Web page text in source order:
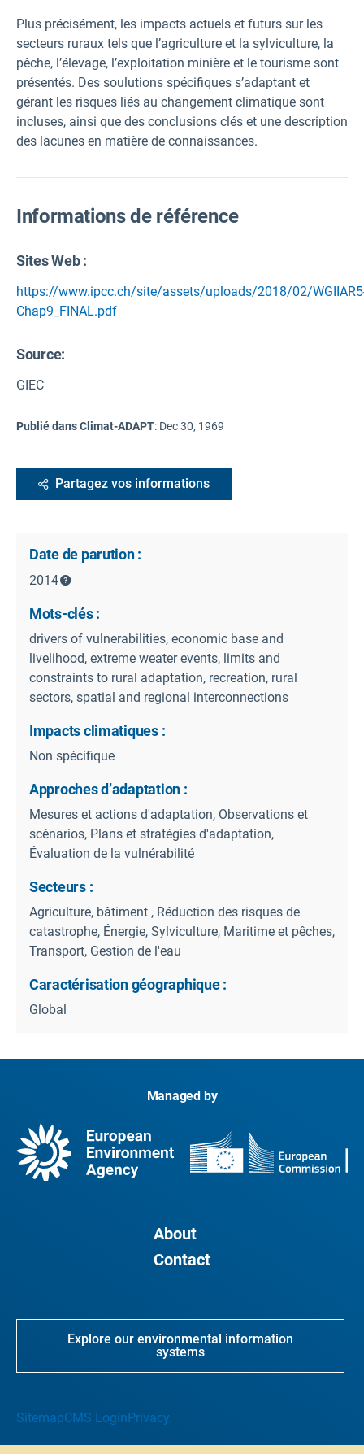
Plus précisément, les impacts actuels et futurs sur les
secteurs ruraux tels que l’agriculture et la sylviculture, la
pêche, l’élevage, l’exploitation minière et le tourisme sont
présentés. Des soulutions spécifiques s’adaptant et
gérant les risques liés au changement climatique sont
incluses, ainsi que des conclusions clés et une description
des lacunes en matière de connaissances.
Informations de référence
Sites Web :
https://www.ipcc.ch/site/assets/uploads/2018/02/
Chap9_FINAL.pdf
Source:
GIEC
Publié dans Climat-ADAPT: Dec 30, 1969
Partagez vos informations
Date de parution :
2014
Mots-clés :
drivers of vulnerabilities, economic base and
livelihood, extreme weater events, limits and
constraints to rural adaptation, recreation, rural
sectors, spatial and regional interconnections
Impacts climatiques :
Non spécifique
Approches d’adaptation :
Mesures et actions d'adaptation, Observations et
scénarios, Plans et stratégies d'adaptation,
Évaluation de la vulnérabilité
Secteurs :
Agriculture, bâtiment , Réduction des risques de
catastrophe, Énergie, Sylviculture, Maritime et pêches,
Transport, Gestion de l'eau
Caractérisation géographique :
Global
Managed by
About
Contact
Explore our environmental information
systems
SitemapCMS Login Privacy